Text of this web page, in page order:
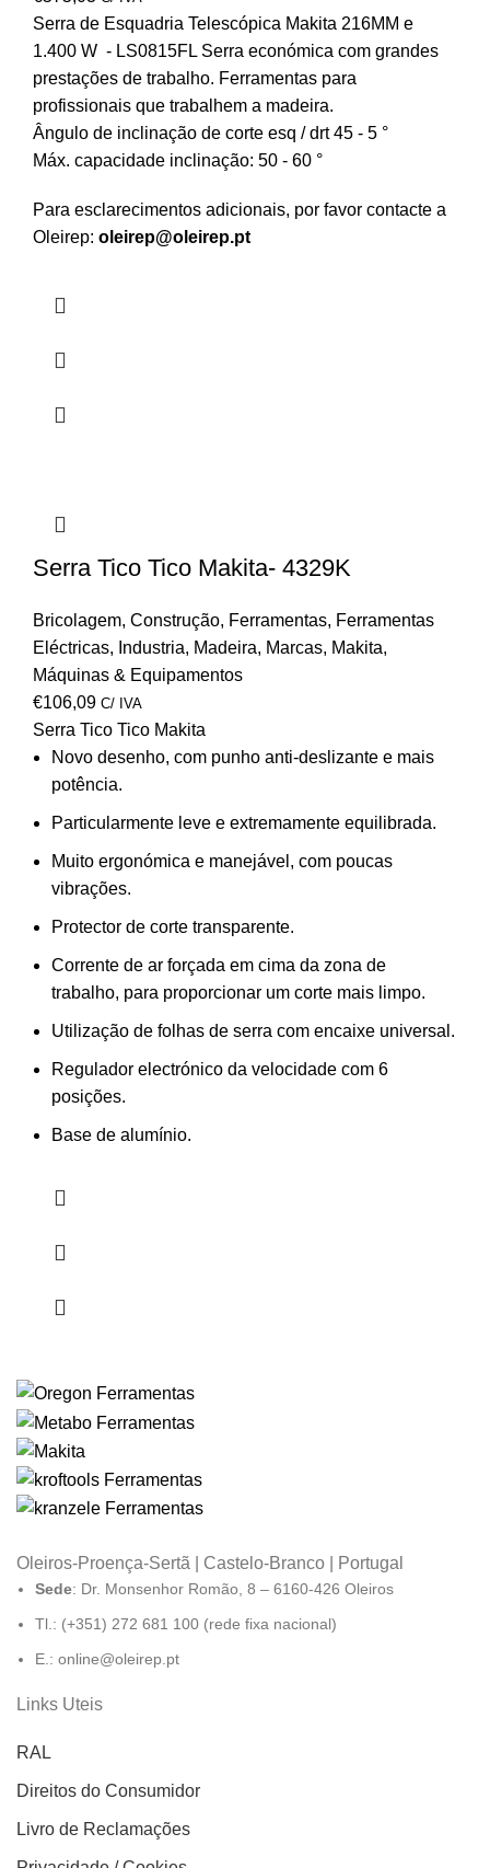
Serra de Esquadria Telescópica Makita 216MM e
1.400 W - LS0815FL Serra económica com grandes
prestações de trabalho. Ferramentas para
profissionais que trabalhem a madeira.
Ângulo de inclinação de corte esq / drt 45 - 5 °
Máx. capacidade inclinação: 50 - 60 °
Para esclarecimentos adicionais, por favor contacte a
Oleirep: oleirep@oleirep.pt
Serra Tico Tico Makita- 4329K
Bricolagem, Construção, Ferramentas, Ferramentas
Eléctricas, Industria, Madeira, Marcas, Makita,
Máquinas & Equipamentos
€106,09 C/ IVA
Serra Tico Tico Makita
Novo desenho, com punho anti-deslizante e mais
potência.
Particularmente leve e extremamente equilibrada.
Muito ergonómica e manejável, com poucas
vibrações.
Protector de corte transparente.
Corrente de ar forçada em cima da zona de
trabalho, para proporcionar um corte mais limpo.
Utilização de folhas de serra com encaixe universal.
Regulador electrónico da velocidade com 6
posições.
Base de alumínio.
Oleiros-Proença-Sertã | Castelo-Branco | Portugal
Sede: Dr. Monsenhor Romão, 8 – 6160-426 Oleiros
Tl.: (+351) 272 681 100 (rede fixa nacional)
E.: online@oleirep.pt
Links Uteis
RAL
Direitos do Consumidor
Livro de Reclamações